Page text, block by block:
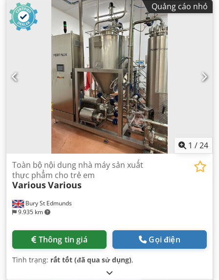
Quảng cáo nhỏ
1 /24
Bury St Edmunds
9.935 km
Toàn bộ nội dung nhà máy sản xuất
thực phẩm cho trẻ em
VariousVarious
Thông tin giá Gọi điện
Tình trạng: rất tốt (đã qua sử dụng),